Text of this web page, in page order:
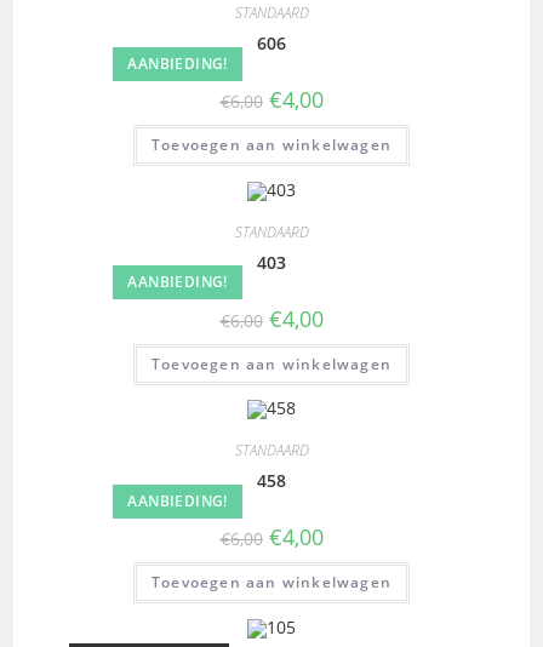
AANBIEDING!
STANDAARD
606
€6,00 €4,00
Toevoegen aan winkelwagen
AANBIEDING!
STANDAARD
403
€6,00 €4,00
Toevoegen aan winkelwagen
AANBIEDING!
STANDAARD
458
€6,00 €4,00
Toevoegen aan winkelwagen